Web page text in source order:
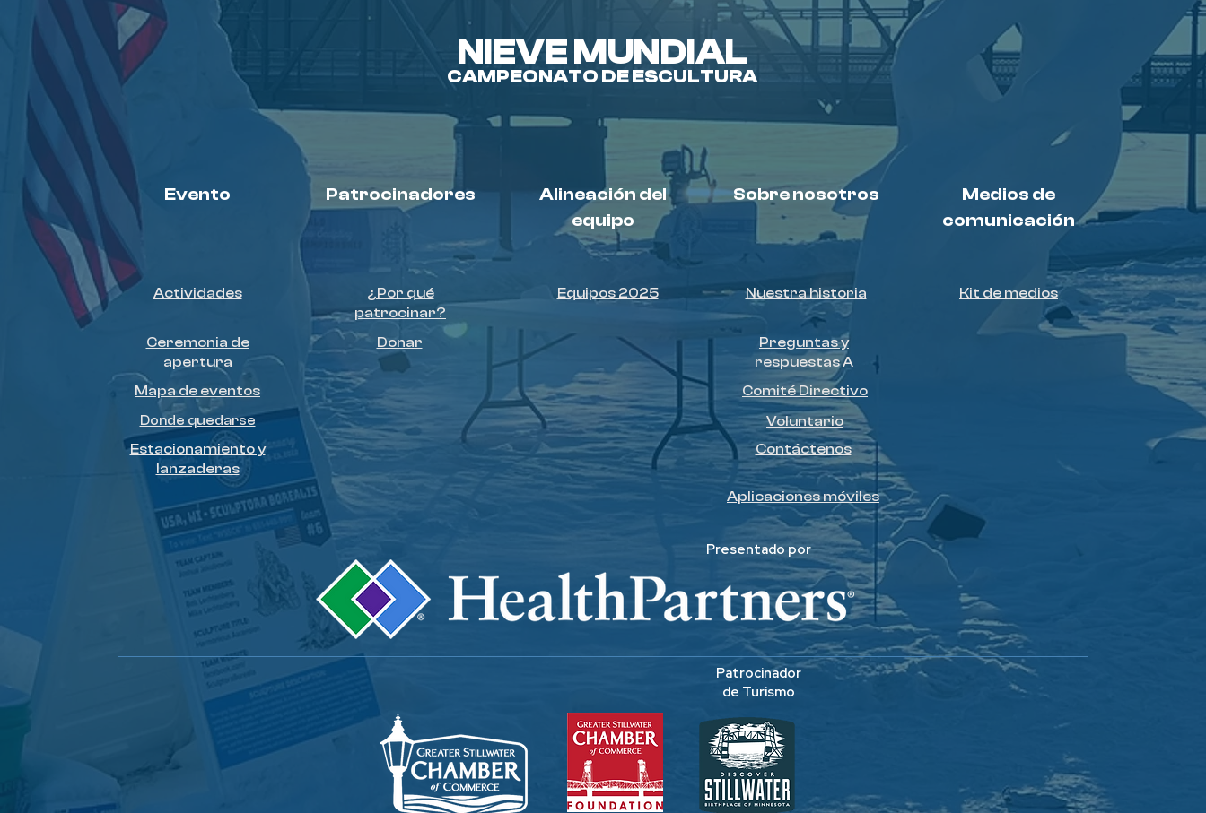
NIEVE MUNDIAL
CAMPEONATO DE ESCULTURA
Evento Patrocinadores
Alineación del
equipo
Sobre nosotros
Medios de
comunicación
Actividades
Ceremonia de
apertura
Mapa de eventos
Donde quedarse
Estacionamiento y
lanzaderas
¿Por qué
patrocinar?
Donar
Equipos 2025 Nuestra historia
Preguntas y
respuestas A
Comité Directivo
Voluntario
Contáctenos
Aplicaciones móviles
Kit de medios
Presentado por
Patrocinador
de Turismo